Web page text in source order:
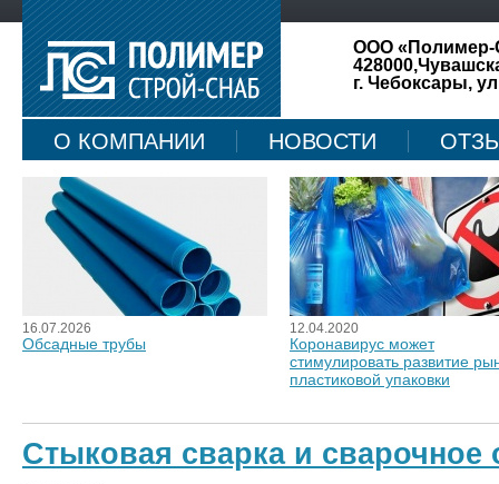
ООО «Полимер-
г. Чебоксары,
О КОМПАНИИ НОВОСТИ
КАРТА САЙТА
16.07.2026
Обсадные трубы
12.04.2020
Коронавирус может
стимулировать развитие
пластиковой упаковки
Стыковая сварка и сварочное